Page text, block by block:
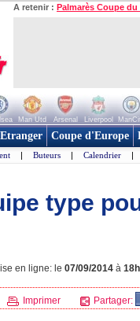
A retenir : Palmarès Coupe du
Man Utd Arsenal Liverpool
Etranger Coupe d'Europe
| Buteurs | Calendrier |
type
en ligne: le 07/09/2014 à
Imprimer Partager: